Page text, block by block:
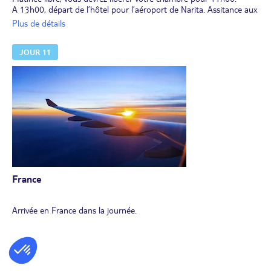
A 13h00, départ de l’hôtel pour l’aéroport de Narita. Assitance aux
formalités d’enregistrement et envol à destination de la France via
Plus de détails
JOUR 11
France
Arrivée en France dans la journée.